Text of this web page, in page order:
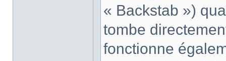
« Backstab »)
tombe
fonctionne